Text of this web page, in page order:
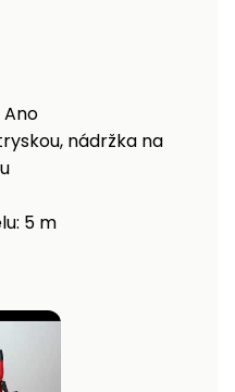
nádržka na
5 m